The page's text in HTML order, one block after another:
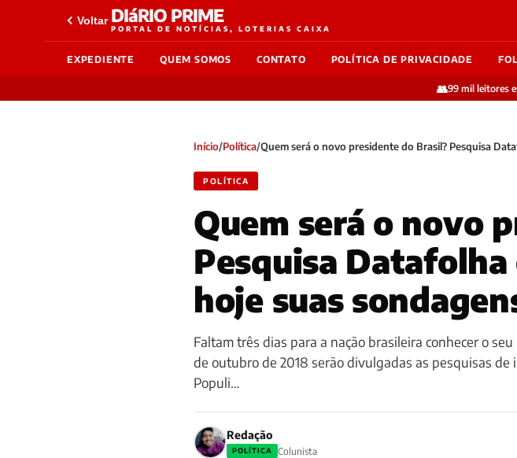
Voltar DIáRIO PRIME
PORTAL DE NOTÍCIAS, LOTERIAS CAIXA
EXPEDIENTE QUEM SOMOS CONTATO POLÍTICA DE PRIVACIDADE
👥99 mil leitores
Início/Política/Quem será o novo presidente do Brasil? Pesquisa
POLÍTICA
Quem será o novo
Pesquisa
hoje suas
Faltam três dias para a nação brasileira conhecer o
de outubro de 2018 serão divulgadas as pesquisas
Populi…
Redação
POLÍTICA Colunista